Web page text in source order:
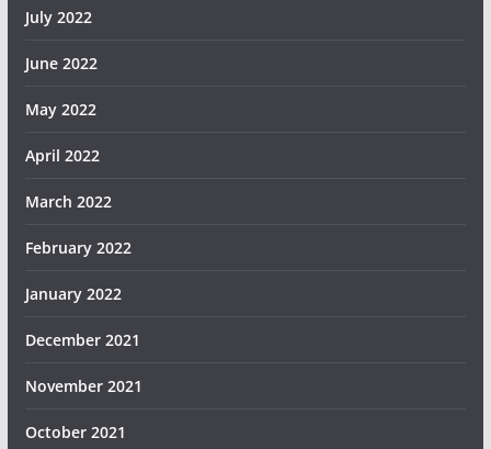
July 2022
June 2022
May 2022
April 2022
March 2022
February 2022
January 2022
December 2021
November 2021
October 2021